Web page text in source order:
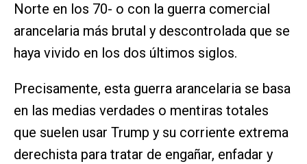
Norte en los 70- o con la guerra comercial
arancelaria más brutal y descontrolada que se
haya vivido en los dos últimos siglos.
Precisamente, esta guerra arancelaria se basa
en las medias verdades o mentiras totales
que suelen usar Trump y su corriente extrema
derechista para tratar de engañar, enfadar y